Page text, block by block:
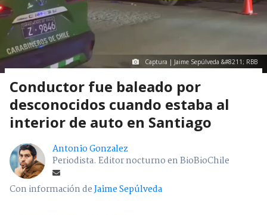
Captura | Jaime Sepúlveda &#8211; RBB
Conductor fue baleado por
desconocidos cuando estaba al
interior de auto en Santiago
Antonio Gonzalez
Periodista. Editor nocturno en BioBioChile
Con información deJaime Sepúlveda